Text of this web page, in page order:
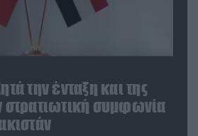
την ένταξη και της
στρατιωτική συμφωνία